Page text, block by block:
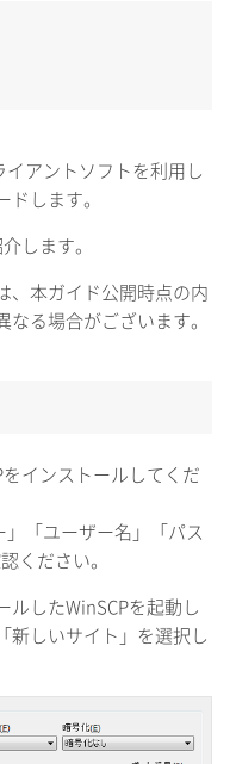
アントソフトを利用し
します。
します。
本ガイド公開時点の内
る場合がございます。
インストールしてくだ
「ユーザー名」「パス
ください。
ルしたWinSCPを起動し
新しいサイト」を選択し